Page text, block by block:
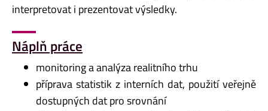
interpretovat i prezentovat výsledky.
Náplň práce
monitoring a analýza realitního trhu
příprava statistik z interních dat, použití veřejně
dostupných dat pro srovnání